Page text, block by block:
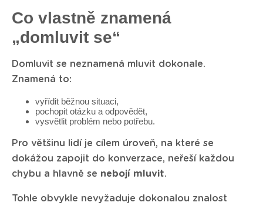
Co vlastně znamená
„domluvit se“
Domluvit se neznamená mluvit dokonale.
Znamená to:
vyřídit běžnou situaci,
pochopit otázku a odpovědět,
vysvětlit problém nebo potřebu.
Pro většinu lidí je cílem úroveň, na které se
dokážou zapojit do konverzace, neřeší každou
chybu a hlavně se nebojí mluvit.
Tohle obvykle nevyžaduje dokonalou znalost